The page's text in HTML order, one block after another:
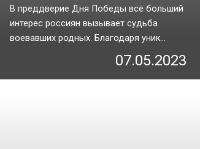
В преддверие Дня Победы всё больший
интерес россиян вызывает судьба
воевавших родных. Благодаря уник...
07.05.2023